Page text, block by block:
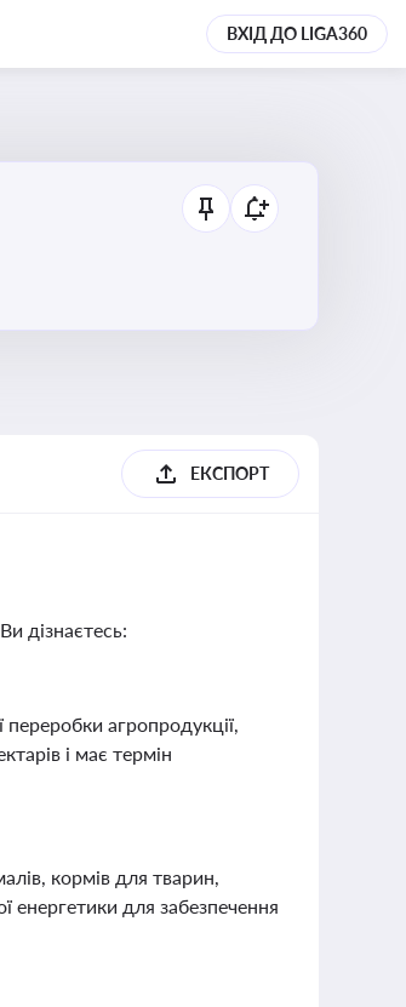
ВХІД ДО LIGA360
ЕКСПОРТ
дізнаєтесь:
агропродукції,
і має термін
кормів для тварин,
енергетики для забезпечення